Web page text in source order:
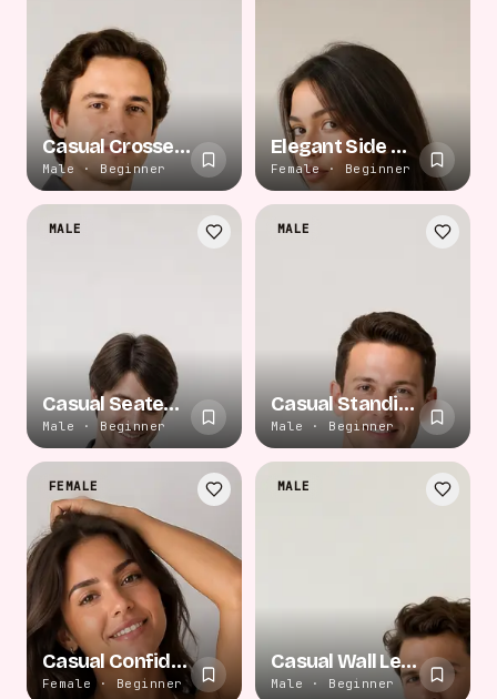
Casual Crossed Arms
Male · Beginner
Elegant Side Gaze
Female · Beginner
MALE
Casual Seated Cross
Male · Beginner
MALE
Casual Standing Pose
Male · Beginner
FEMALE
Casual Confident Pose
Female · Beginner
MALE
Casual Wall Lean
Male · Beginner